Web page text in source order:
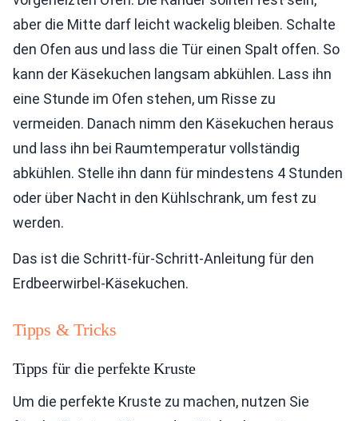
aber die Mitte darf leicht wackelig bleiben. Schalte
den Ofen aus und lass die Tür einen Spalt offen. So
kann der Käsekuchen langsam abkühlen. Lass ihn
eine Stunde im Ofen stehen, um Risse zu
vermeiden. Danach nimm den Käsekuchen heraus
und lass ihn bei Raumtemperatur vollständig
abkühlen. Stelle ihn dann für mindestens 4 Stunden
oder über Nacht in den Kühlschrank, um fest zu
werden.
Das ist die Schritt-für-Schritt-Anleitung für den
Erdbeerwirbel-Käsekuchen.
Tipps & Tricks
Tipps für die perfekte Kruste
Um die perfekte Kruste zu machen, nutzen Sie